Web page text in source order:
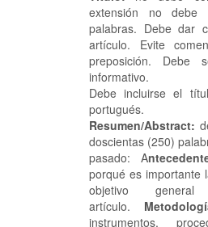
extensión no debe
palabras. Debe dar
artículo. Evite
preposición. Debe
informativo.
Debe incluirse el
portugués.
Resumen/Abstract:
doscientas (250)
pasado: A
porqué es importante
objetivo
artículo.
instrumentos,